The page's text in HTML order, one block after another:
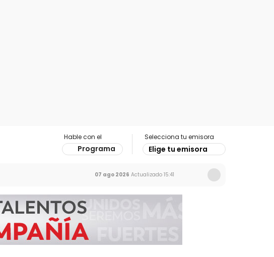
Hable con el
Programa
Selecciona tu emisora
Elige tu emisora
07 ago 2026 Actualizado 15:41